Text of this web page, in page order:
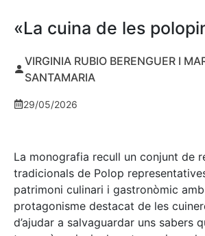
«La cuina de les
VIRGINIA RUBIO BERENGUER I
SANTAMARIA
29/05/2026
La monografia recull un conjunt de
tradicionals de Polop
patrimoni culinari i gastronòmic
protagonisme destacat de les
d’ajudar a salvaguardar uns sabers